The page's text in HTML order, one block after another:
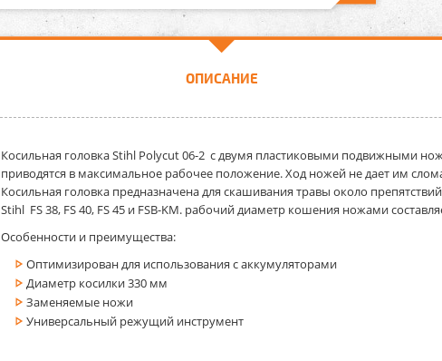
ОПИСАНИЕ
Косильная головка Stihl Polycut 06-2 с двумя пластиковыми подвижными
приводятся в максимальное рабочее положение. Ход ножей не дает им
Косильная головка предназначена для скашивания травы около
Stihl FS 38, FS 40, FS 45 и FSB-KM. рабочий диаметр кошения ножами
Особенности и преимущества:
Оптимизирован для использования с аккумуляторами
Диаметр косилки 330 мм
Заменяемые ножи
Универсальный режущий инструмент